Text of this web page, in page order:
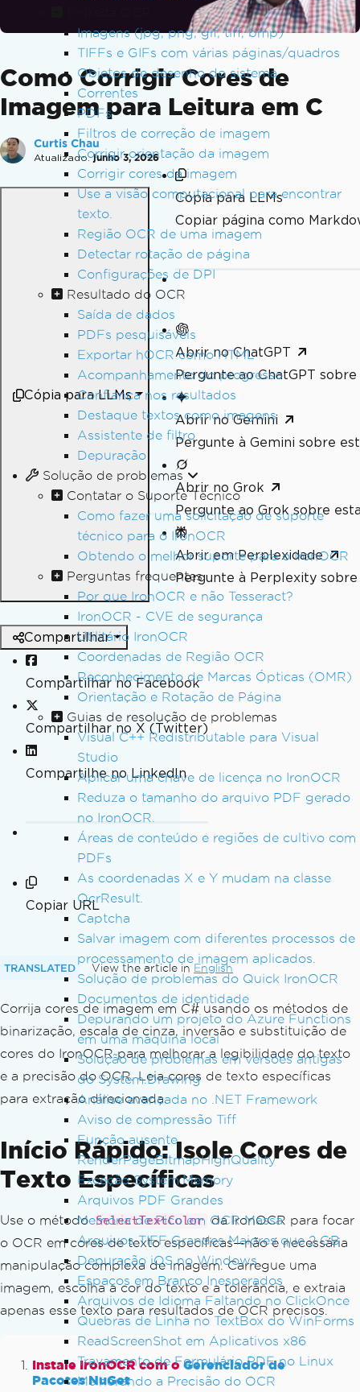
Imagens (jpg, png, gif, tiff, bmp)
TIFFs e GIFs com várias páginas/quadros
Objetos de desenho do sistema
Correntes
PDFs
Filtros de correção de imagem
Corrigir orientação da imagem
Corrigir cores da imagem
Use a visão computacional para encontrar
texto.
Região OCR de uma imagem
Detectar rotação de página
Configurações de DPI
Resultado do OCR
Saída de dados
PDFs pesquisáveis
Exportar hOCR como HTML
Acompanhamento do progresso
Confiança nos resultados
Destaque textos como imagens
Assistente de filtro
Depuração
Solução de problemas
Contatar o Suporte Técnico
Como fazer uma solicitação de suporte
técnico para o IronOCR
Obtendo o melhor suporte para o IronOCR
Perguntas frequentes
Por que IronOCR e não Tesseract?
IronOCR - CVE de segurança
Utilitário IronOCR
Coordenadas de Região OCR
Reconhecimento de Marcas Ópticas (OMR)
Orientação e Rotação de Página
Guias de resolução de problemas
Visual C++ Redistributable para Visual
Studio
Aplicar uma chave de licença no IronOCR
Reduza o tamanho do arquivo PDF gerado
no IronOCR.
Áreas de conteúdo e regiões de cultivo com
PDFs
As coordenadas X e Y mudam na classe
OcrResult.
Captcha
Salvar imagem com diferentes processos de
processamento de imagem aplicados.
Solução de problemas do Quick IronOCR
Documentos de identidade
Depurando um projeto do Azure Functions
em uma máquina local
Solução de problemas em versões antigas
do System.Drawing
Análise avançada no .NET Framework
Aviso de compressão Tiff
Função ausente
RenderPageBitmapHighQuality
Exceção System.Memory
Arquivos PDF Grandes
Memória de Pico em OCR Massa
Arquivos TIFF Grandes Maiores que 2 GB
Depuração iOS no Windows
Espaços em Branco Inesperados
Arquivos de Idioma Faltando no ClickOnce
Quebras de Linha no TextBox do WinForms
ReadScreenShot em Aplicativos x86
Travamento de Formulário PDF no Linux
Melhorando a Precisão do OCR
Como Corrigir Cores de
Imagem para Leitura em C
Curtis Chau
Atualizado: junho 3, 2026
Cópia para LLMs
Cópia para LLMs
Copiar página como
Abrir no ChatGPT
Pergunte ao ChatGPT sobre
Abrir no Gemini
Pergunte à Gemini sobre
Abrir no Grok
Pergunte ao Grok sobre
Abrir em Perplexidade
Pergunte à Perplexity sobre
Compartilhar
Compartilhar no Facebook
Compartilhar no X (Twitter)
Compartilhe no LinkedIn
Copiar URL
TRANSLATED View the article in English
Corrija cores de imagem em C# usando os métodos de
binarização, escala de cinza, inversão e substituição de
cores do IronOCR para melhorar a legibilidade do texto
e a precisão do OCR. Leia cores de texto específicas
para extração direcionada.
Início Rápido: Isole Cores de
Texto Específicas
Use o método SelectTextColor da IronOCR para focar
o OCR em cores de texto específicas—não é necessária
manipulação complexa de imagem. Carregue uma
imagem, escolha a cor do texto e a tolerância, e extraia
apenas esse texto para resultados de OCR precisos.
Instale IronOCR com oGerenciador de
Pacotes NuGet